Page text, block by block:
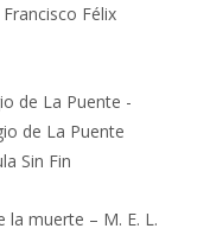
Félix
de La Puente -
de La Puente
Sin Fin
la muerte – M. E. L.